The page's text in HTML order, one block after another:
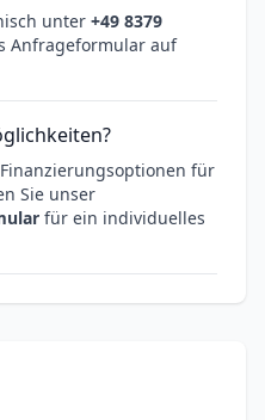
unter +49 8379
Anfrageformular auf
für
Sie unser
für ein individuelles